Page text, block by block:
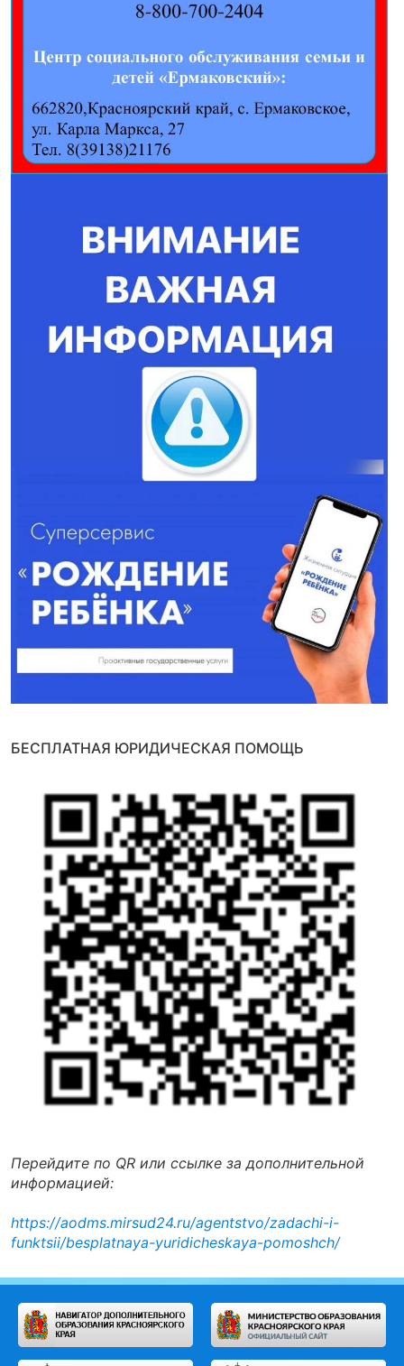
БЕСПЛАТНАЯ ЮРИДИЧЕСКАЯ ПОМОЩЬ
Перейдите по QR или ссылке за дополнительной
информацией:
https://aodms.mirsud24.ru/agentstvo/zadachi-i-
funktsii/besplatnaya-yuridicheskaya-pomoshch/